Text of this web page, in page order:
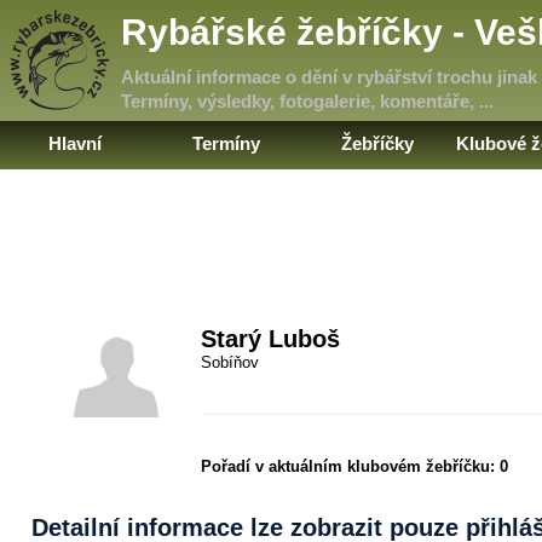
Rybářské žebříčky -
Aktuální informace o dění v rybářství trochu jinak
Termíny, výsledky, fotogalerie, komentáře, ...
Hlavní Termíny Žebříčky Klubové
Starý Luboš
Sobíňov
Pořadí v aktuálním klubovém žebříčku:0
Detailní informace lze zobrazit pouze